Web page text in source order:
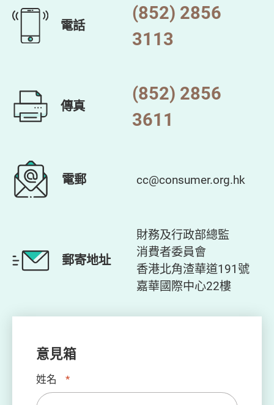
電話
(852) 2856
3113
傳真
(852) 2856
3611
電郵 cc@consumer.org.hk
郵寄地址
財務及行政部總監
消費者委員會
香港北角渣華道191號
嘉華國際中心22樓
意見箱
姓名 *